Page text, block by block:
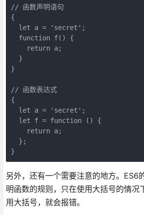
// 函数声明语句
{
  let a = 'secret';
  function f() {
    return a;
  }
}
// 函数表达式
{
  let a = 'secret';
  let f = function () {
    return a;
  };
另外，还有一个需要注意的地方。ES6
明函数的规则，只在使用大括号的情况
用大括号，就会报错。